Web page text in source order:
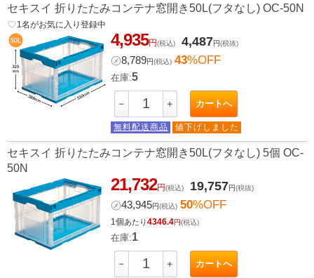
セキスイ 折りたたみコンテナ窓開き50L(フタなし) OC-50N
favorite_border1 名がお気に入り登録中
4,935円(税込) 4,487円(税抜)
㋱8,789円(税込) 43%OFF
在庫:5
－ ＋ カートへ
無料配送商品 値下げしました
セキスイ 折りたたみコンテナ窓開き50L(フタなし) 5個 OC-
50N
21,732円(税込) 19,757円(税抜)
㋱43,945円(税込) 50%OFF
1個あたり4346.4円(税込)
在庫:1
－ ＋ カートへ